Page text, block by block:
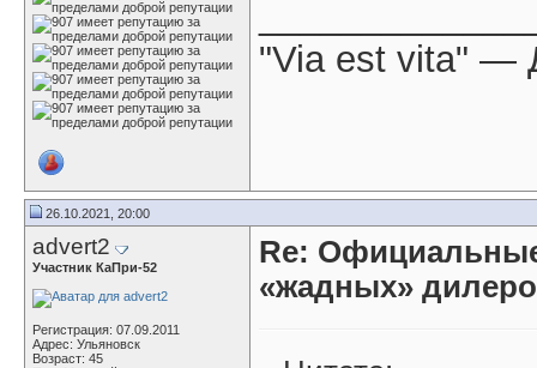
"Via est vita" —
26.10.2021, 20:00
advert2
Участник КаПри-52
Регистрация: 07.09.2011
Адрес: Ульяновск
Возраст: 45
Re:
«жадных»